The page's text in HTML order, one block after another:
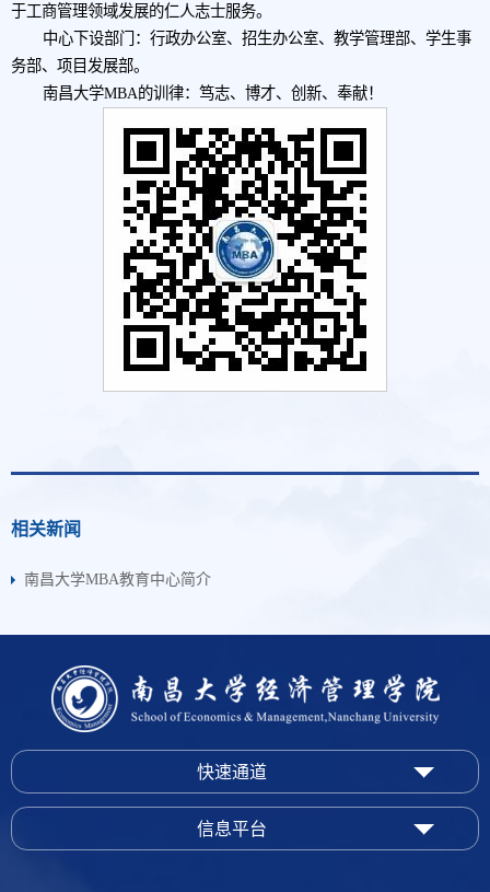
于工商管理领域发展的仁人志士服务。
中心下设部门：行政办公室、招生办公室、教学管理部、学生事
务部、项目发展部。
南昌大学MBA的训律：笃志、博才、创新、奉献！
相关新闻
南昌大学MBA教育中心简介
快速通道
信息平台